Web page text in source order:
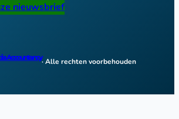
nieuwsbrief
Accountancy· Alle rechten voorbehouden